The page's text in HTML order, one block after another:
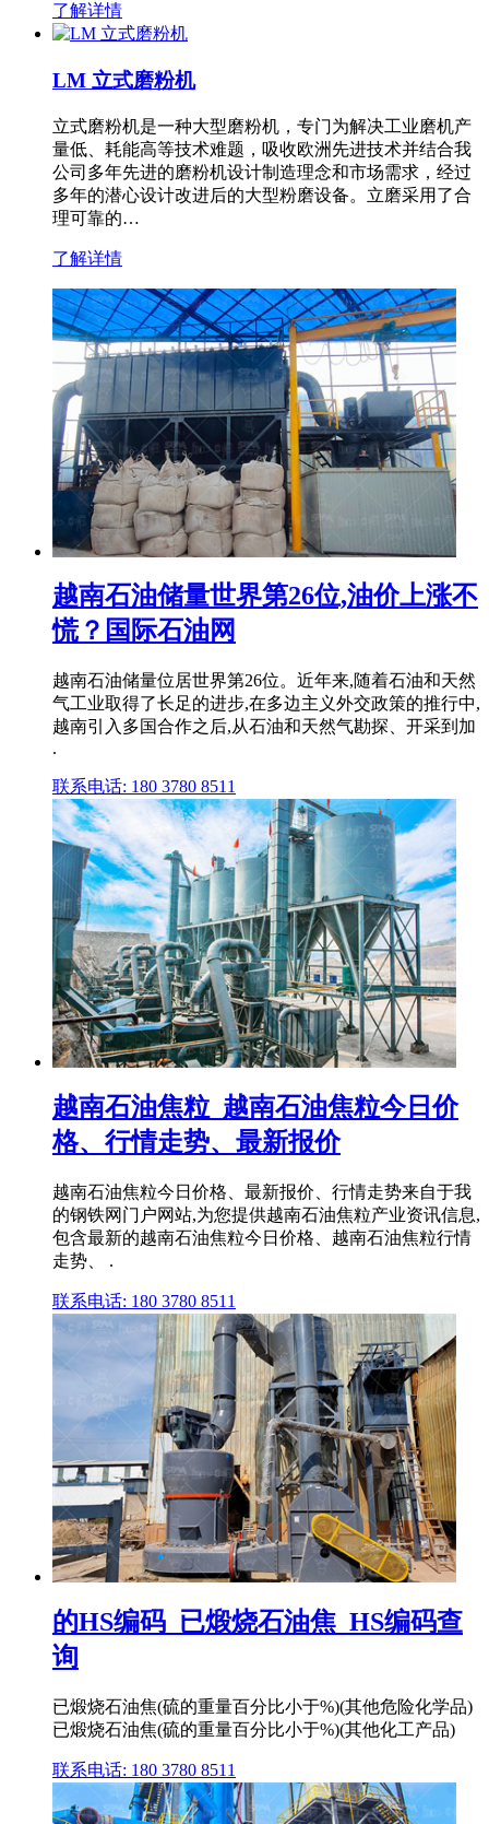
了解详情
LM 立式磨粉机
立式磨粉机是一种大型磨粉机，专门为解决工业磨机产
量低、耗能高等技术难题，吸收欧洲先进技术并结合我
公司多年先进的磨粉机设计制造理念和市场需求，经过
多年的潜心设计改进后的大型粉磨设备。立磨采用了合
理可靠的…
了解详情
越南石油储量世界第26位,油价上涨不
慌？国际石油网
越南石油储量位居世界第26位。近年来,随着石油和天然
气工业取得了长足的进步,在多边主义外交政策的推行中,
越南引入多国合作之后,从石油和天然气勘探、开采到加
.
联系电话: 180 3780 8511
越南石油焦粒_越南石油焦粒今日价
格、行情走势、最新报价
越南石油焦粒今日价格、最新报价、行情走势来自于我
的钢铁网门户网站,为您提供越南石油焦粒产业资讯信息,
包含最新的越南石油焦粒今日价格、越南石油焦粒行情
走势、 .
联系电话: 180 3780 8511
的HS编码_已煅烧石油焦_HS编码查
询
已煅烧石油焦(硫的重量百分比小于%)(其他危险化学品)
已煅烧石油焦(硫的重量百分比小于%)(其他化工产品)
联系电话: 180 3780 8511